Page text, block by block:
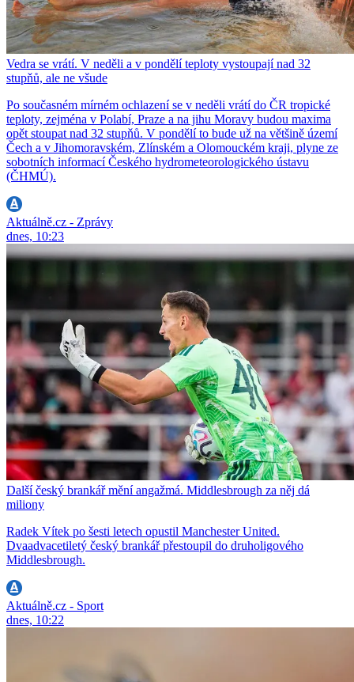
Vedra se vrátí. V neděli a v pondělí teploty vystoupají nad 32
stupňů, ale ne všude
Po současném mírném ochlazení se v neděli vrátí do ČR tropické
teploty, zejména v Polabí, Praze a na jihu Moravy budou maxima
opět stoupat nad 32 stupňů. V pondělí to bude už na většině území
Čech a v Jihomoravském, Zlínském a Olomouckém kraji, plyne ze
sobotních informací Českého hydrometeorologického ústavu
(ČHMÚ).
Aktuálně.cz - Zprávy
dnes, 10:23
Další český brankář mění angažmá. Middlesbrough za něj dá
miliony
Radek Vítek po šesti letech opustil Manchester United.
Dvaadvacetiletý český brankář přestoupil do druholigového
Middlesbrough.
Aktuálně.cz - Sport
dnes, 10:22